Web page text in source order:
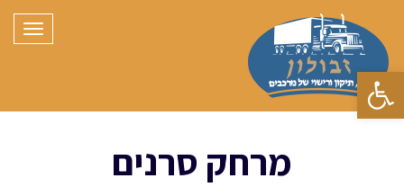
פתח סרגל נגישות
מרחק סרנים